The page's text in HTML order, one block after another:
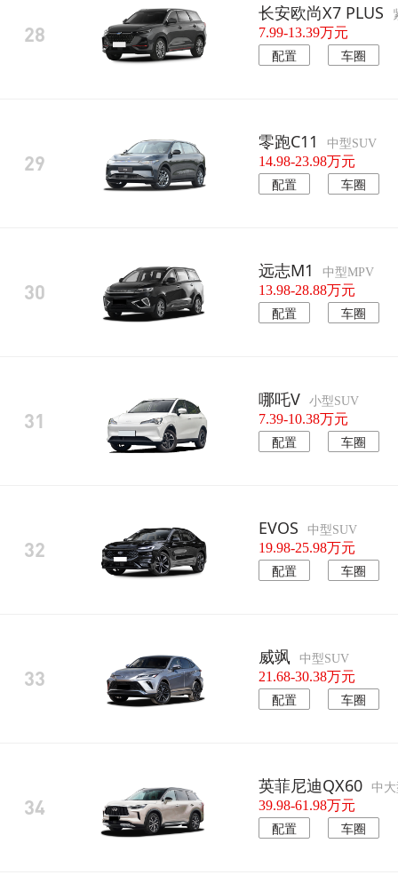
28
长安欧尚X7 PLUS
7.99-13.39万元
配置 车圈
29
零跑C11 中型SUV
14.98-23.98万元
配置 车圈
30
远志M1 中型MPV
13.98-28.88万元
配置 车圈
31
哪吒V 小型SUV
7.39-10.38万元
配置 车圈
32
EVOS 中型SUV
19.98-25.98万元
配置 车圈
33
威飒 中型SUV
21.68-30.38万元
配置 车圈
34
英菲尼迪QX60 中
39.98-61.98万元
配置 车圈